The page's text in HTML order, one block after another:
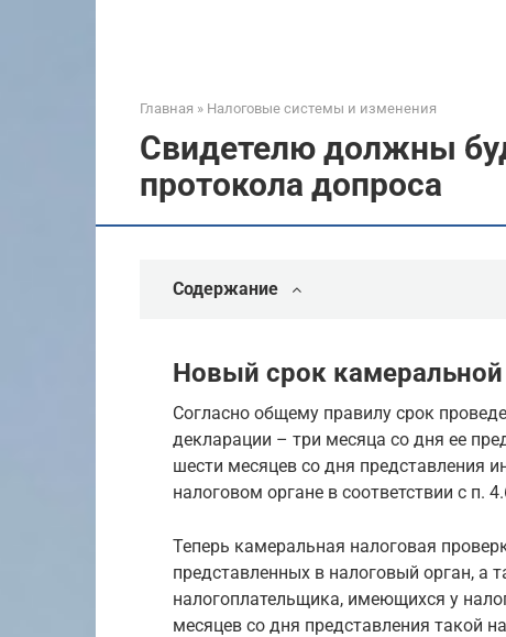
Главная » Налоговые системы и изменения
Свидетелю должны
протокола допроса
Содержание
Новый срок
Согласно общему правилу срок
декларации – три месяца со дня ее
шести месяцев со дня представления
налоговом органе в соответствии с п.
Теперь камеральная налоговая
представленных в налоговый орган, а
налогоплательщика, имеющихся у
месяцев со дня представления такой